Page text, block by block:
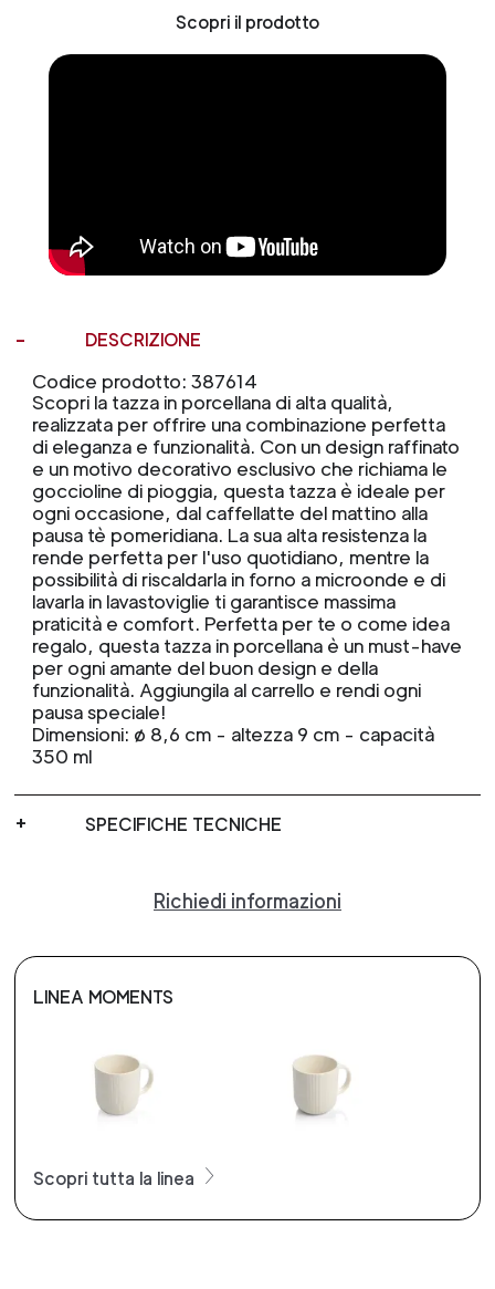
Scopri il prodotto
DESCRIZIONE
Codice prodotto: 387614
Scopri la tazza in porcellana di alta qualità,
realizzata per offrire una combinazione perfetta
di eleganza e funzionalità. Con un design raffinato
e un motivo decorativo esclusivo che richiama le
goccioline di pioggia, questa tazza è ideale per
ogni occasione, dal caffellatte del mattino alla
pausa tè pomeridiana. La sua alta resistenza la
rende perfetta per l'uso quotidiano, mentre la
possibilità di riscaldarla in forno a microonde e di
lavarla in lavastoviglie ti garantisce massima
praticità e comfort. Perfetta per te o come idea
regalo, questa tazza in porcellana è un must-have
per ogni amante del buon design e della
funzionalità. Aggiungila al carrello e rendi ogni
pausa speciale!
Dimensioni: ø 8,6 cm - altezza 9 cm - capacità
350 ml
SPECIFICHE TECNICHE
Richiedi informazioni
LINEA MOMENTS
Scopri tutta la linea